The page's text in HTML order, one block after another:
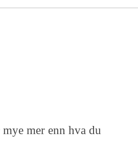
mer enn hva du